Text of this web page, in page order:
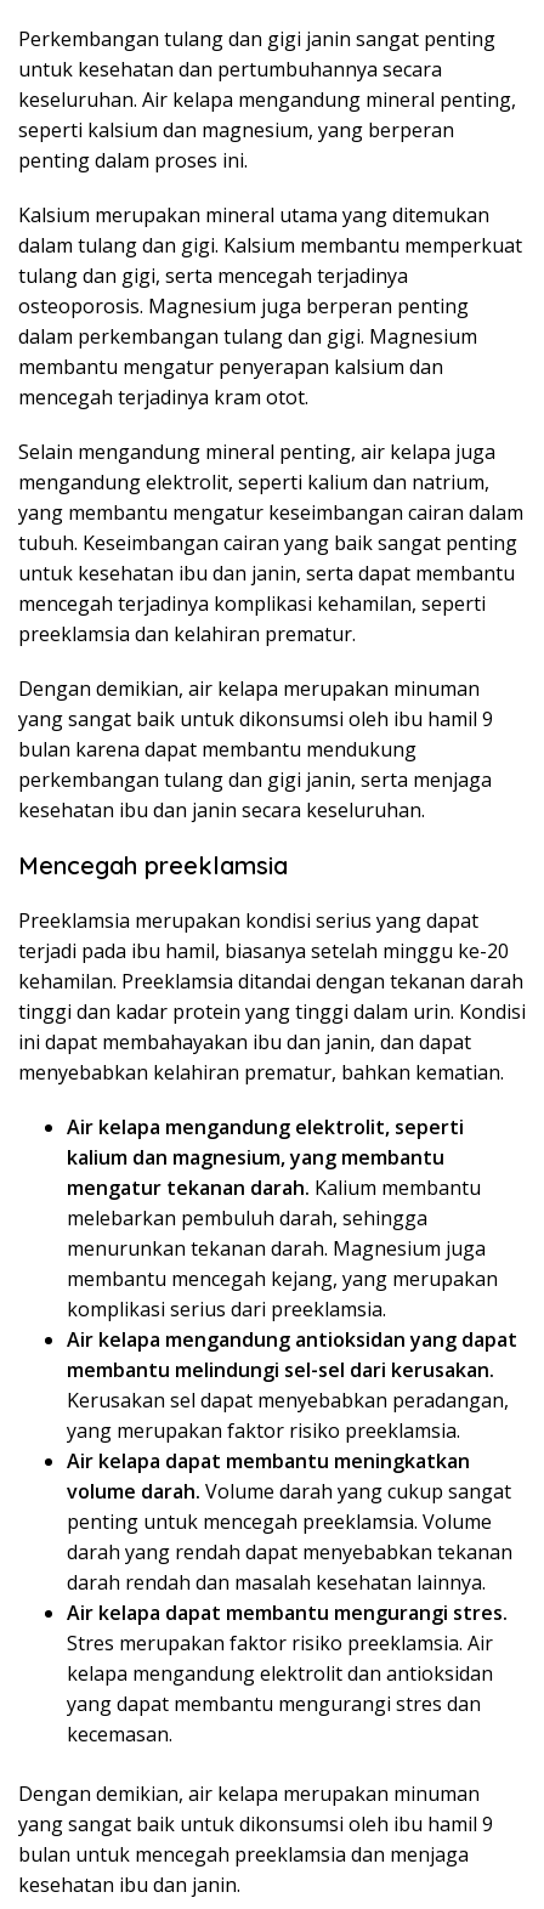
Perkembangan tulang dan gigi janin sangat penting
untuk kesehatan dan pertumbuhannya secara
keseluruhan. Air kelapa mengandung mineral penting,
seperti kalsium dan magnesium, yang berperan
penting dalam proses ini.
Kalsium merupakan mineral utama yang ditemukan
dalam tulang dan gigi. Kalsium membantu memperkuat
tulang dan gigi, serta mencegah terjadinya
osteoporosis. Magnesium juga berperan penting
dalam perkembangan tulang dan gigi. Magnesium
membantu mengatur penyerapan kalsium dan
mencegah terjadinya kram otot.
Selain mengandung mineral penting, air kelapa juga
mengandung elektrolit, seperti kalium dan natrium,
yang membantu mengatur keseimbangan cairan dalam
tubuh. Keseimbangan cairan yang baik sangat penting
untuk kesehatan ibu dan janin, serta dapat membantu
mencegah terjadinya komplikasi kehamilan, seperti
preeklamsia dan kelahiran prematur.
Dengan demikian, air kelapa merupakan minuman
yang sangat baik untuk dikonsumsi oleh ibu hamil 9
bulan karena dapat membantu mendukung
perkembangan tulang dan gigi janin, serta menjaga
kesehatan ibu dan janin secara keseluruhan.
Mencegah preeklamsia
Preeklamsia merupakan kondisi serius yang dapat
terjadi pada ibu hamil, biasanya setelah minggu ke-20
kehamilan. Preeklamsia ditandai dengan tekanan darah
tinggi dan kadar protein yang tinggi dalam urin. Kondisi
ini dapat membahayakan ibu dan janin, dan dapat
menyebabkan kelahiran prematur, bahkan kematian.
Air kelapa mengandung elektrolit, seperti
kalium dan magnesium, yang membantu
mengatur tekanan darah. Kalium membantu
melebarkan pembuluh darah, sehingga
menurunkan tekanan darah. Magnesium juga
membantu mencegah kejang, yang merupakan
komplikasi serius dari preeklamsia.
Air kelapa mengandung antioksidan yang dapat
membantu melindungi sel-sel dari kerusakan.
Kerusakan sel dapat menyebabkan peradangan,
yang merupakan faktor risiko preeklamsia.
Air kelapa dapat membantu meningkatkan
volume darah. Volume darah yang cukup sangat
penting untuk mencegah preeklamsia. Volume
darah yang rendah dapat menyebabkan tekanan
darah rendah dan masalah kesehatan lainnya.
Air kelapa dapat membantu mengurangi stres.
Stres merupakan faktor risiko preeklamsia. Air
kelapa mengandung elektrolit dan antioksidan
yang dapat membantu mengurangi stres dan
kecemasan.
Dengan demikian, air kelapa merupakan minuman
yang sangat baik untuk dikonsumsi oleh ibu hamil 9
bulan untuk mencegah preeklamsia dan menjaga
kesehatan ibu dan janin.